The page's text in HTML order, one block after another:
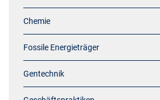
Chemie
Fossile Energieträger
Gentechnik